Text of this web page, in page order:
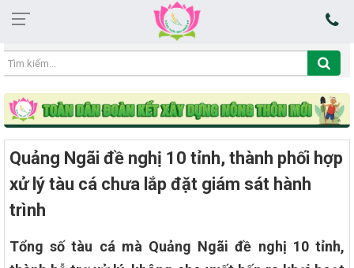
18:17:19 07/08/2026
Quảng Ngãi đề nghị 10 tỉnh, thành phối hợp
xử lý tàu cá chưa lắp đặt giám sát hành
trình
Tổng số tàu cá mà Quảng Ngãi đề nghị 10 tỉnh,